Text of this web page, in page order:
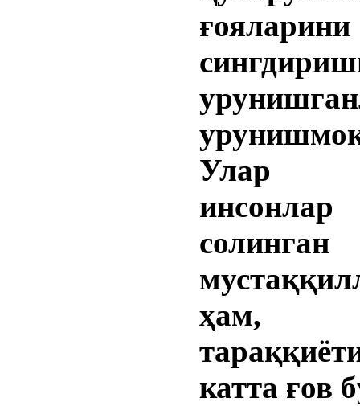
ғояларини
Улар
инсонлар
ҳам,
катта ғов